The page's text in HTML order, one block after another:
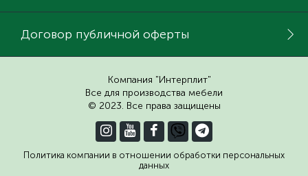
Договор публичной оферты
Компания "Интерплит"
Все для производства мебели
© 2023. Все права защищены
Политика компании в отношении обработки персональных
данных